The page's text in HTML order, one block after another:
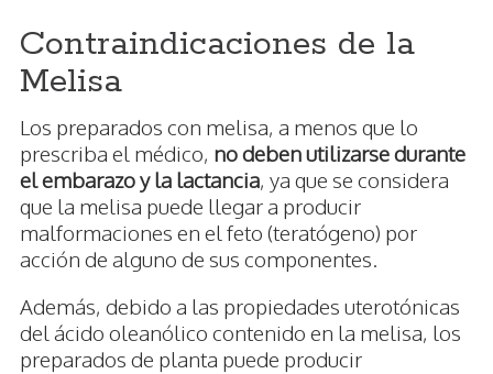
Contraindicaciones de la
Melisa
Los preparados con melisa, a menos que lo
prescriba el médico, no deben utilizarse durante
el embarazo y la lactancia, ya que se considera
que la melisa puede llegar a producir
malformaciones en el feto (teratógeno) por
acción de alguno de sus componentes.
Además, debido a las propiedades uterotónicas
del ácido oleanólico contenido en la melisa, los
preparados de planta puede producir